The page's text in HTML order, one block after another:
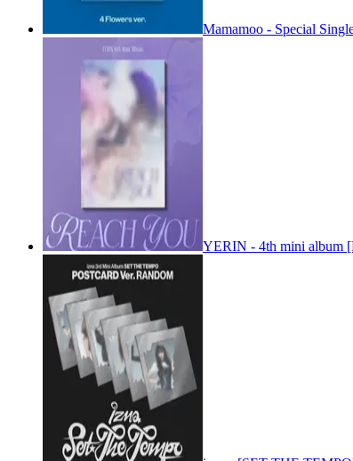
Mamamoo - Special
YERIN - 4th mini album